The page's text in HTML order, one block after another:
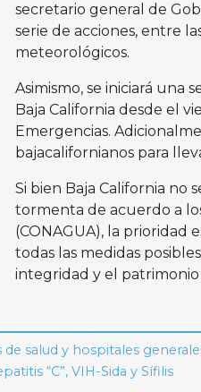
secretario general de
serie de acciones, entre
meteorológicos.
Asimismo, se iniciará una
Baja California desde el
Emergencias.
bajacalifornianos para
Si bien Baja California no
tormenta de acuerdo a
(CONAGUA), la prioridad
todas las medidas
integridad y el
de salud y hospitales
“C”, VIH-Sida y Sífilis